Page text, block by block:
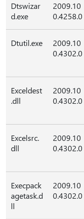
Dtswizar
d.exe
2009.10
0.4258.0
Dtutil.exe
2009.10
0.4302.0
Exceldest
.dll
2009.10
0.4302.0
Excelsrc.
dll
2009.10
0.4302.0
Execpack
agetask.d
ll
2009.10
0.4302.0